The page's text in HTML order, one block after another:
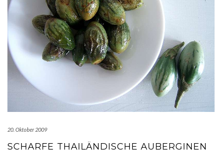
20. Oktober 2009
SCHARFE THAILÄNDISCHE AUBERGINEN